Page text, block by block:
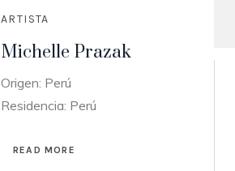
ARTISTA
Michelle Prazak
Origen: Perú
Residencia: Perú
READ MORE